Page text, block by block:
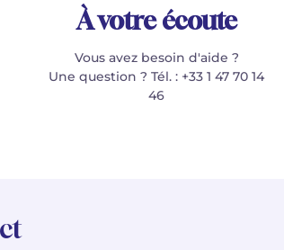
À votre écoute
Vous avez besoin d'aide ?
Une question ? Tél. : +33 1 47 70 14
46